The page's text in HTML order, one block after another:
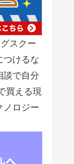
スクー
つけるな
談で自分
買える現
ノロジー